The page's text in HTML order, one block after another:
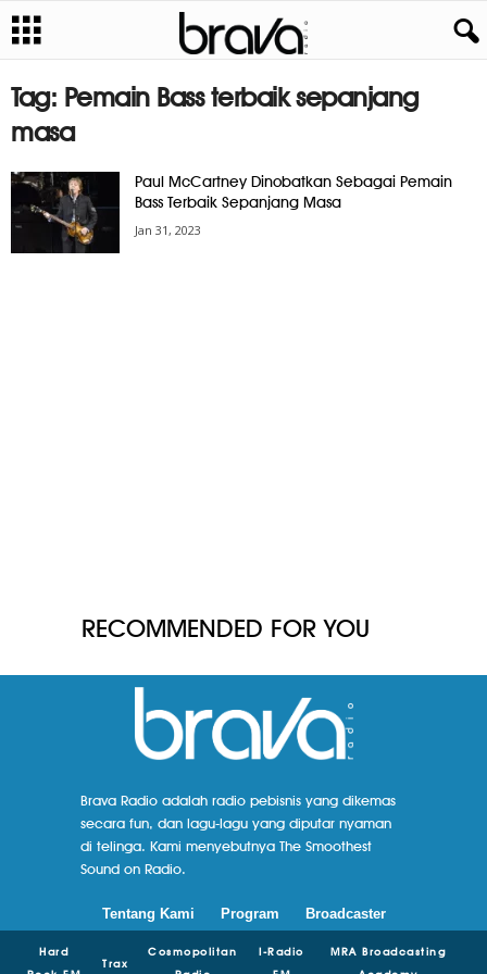
Tag: Pemain Bass terbaik sepanjang
masa
Paul McCartney Dinobatkan Sebagai Pemain
Bass Terbaik Sepanjang Masa
Jan 31, 2023
RECOMMENDED FOR YOU
Brava Radio adalah radio pebisnis yang dikemas
secara fun, dan lagu-lagu yang diputar nyaman
di telinga. Kami menyebutnya The Smoothest
Sound on Radio.
Tentang Kami Program Broadcaster
Hard
Trax
Cosmopolitan
I-Radio
MRA Broadcasting